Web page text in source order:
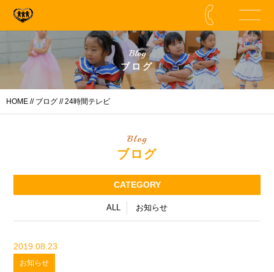
Blog
ブログ
HOME // ブログ // 24時間テレビ
Blog
ブログ
CATEGORY
ALL お知らせ
2019.08.23
お知らせ